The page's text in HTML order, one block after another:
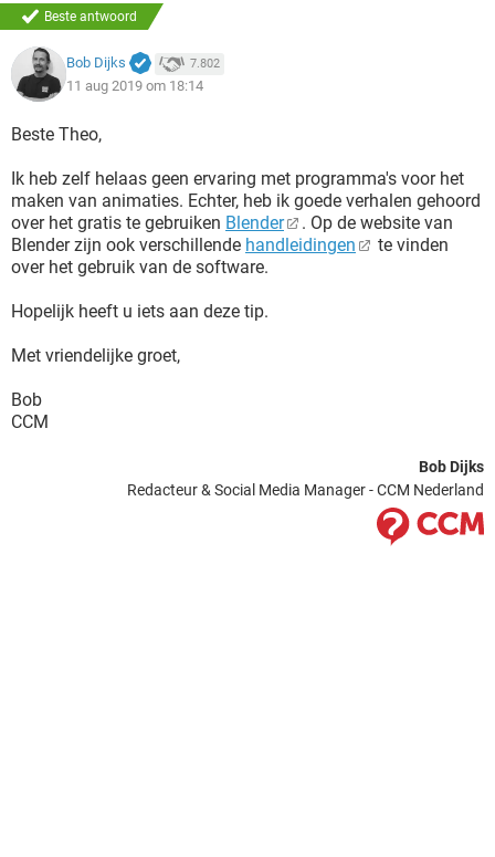
Beste antwoord
Bob Dijks 7.802
11 aug 2019 om 18:14
Beste Theo,
Ik heb zelf helaas geen ervaring met programma's voor het
maken van animaties. Echter, heb ik goede verhalen gehoord
over het gratis te gebruiken Blender
. Op de website van
Blender zijn ook verschillende handleidingen
te vinden
over het gebruik van de software.
Hopelijk heeft u iets aan deze tip.
Met vriendelijke groet,
Bob
CCM
Bob Dijks
Redacteur & Social Media Manager - CCM Nederland